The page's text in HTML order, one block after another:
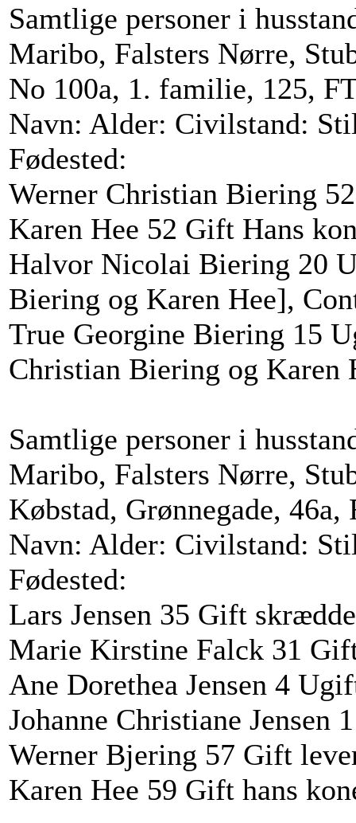
Samtlige personer i
Maribo, Falsters Nørre,
No 100a, 1. familie, 125,
Navn: Alder: Civilstand:
Fødested:
Werner Christian Biering
Karen Hee 52 Gift Hans
Halvor Nicolai Biering 20
Biering og Karen Hee],
True Georgine Biering 15
Christian Biering og Karen
Samtlige personer i
Maribo, Falsters Nørre,
Købstad, Grønnegade, 46a,
Navn: Alder: Civilstand:
Fødested:
Lars Jensen 35 Gift
Marie Kirstine Falck 31
Ane Dorethea Jensen 4
Johanne Christiane Jensen
Werner Bjering 57 Gift
Karen Hee 59 Gift hans